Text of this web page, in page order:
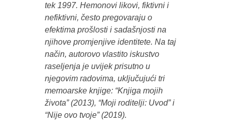
tek 1997. Hemonovi likovi, fiktivni i
nefiktivni, često pregovaraju o
efektima prošlosti i sadašnjosti na
njihove promjenjive identitete. Na taj
način, autorovo vlastito iskustvo
raseljenja je uvijek prisutno u
njegovim radovima, uključujući tri
memoarske knjige: “Knjiga mojih
života” (2013), “Moji roditelji: Uvod” i
“Nije ovo tvoje” (2019).